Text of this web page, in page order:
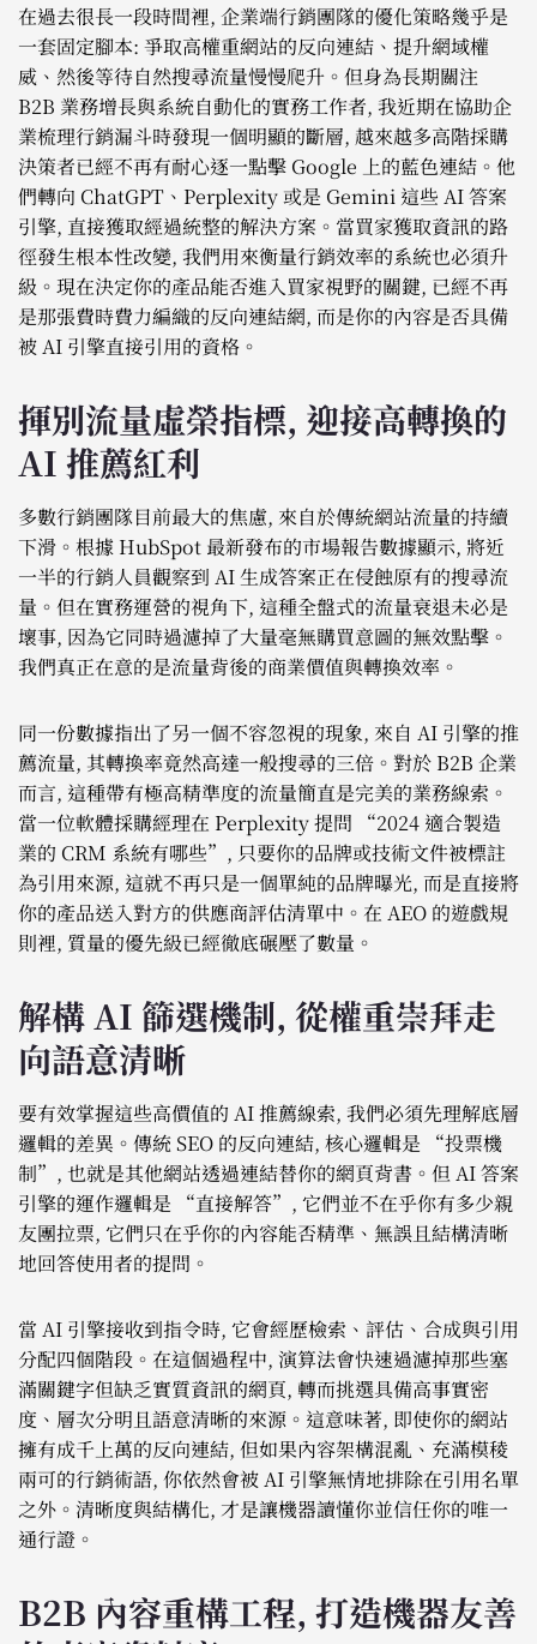
在過去很長一段時間裡, 企業端行銷團隊的優化策略幾乎是
一套固定腳本: 爭取高權重網站的反向連結、提升網域權
威、然後等待自然搜尋流量慢慢爬升。但身為長期關注
B2B 業務增長與系統自動化的實務工作者, 我近期在協助企
業梳理行銷漏斗時發現一個明顯的斷層, 越來越多高階採購
決策者已經不再有耐心逐一點擊 Google 上的藍色連結。他
們轉向 ChatGPT、Perplexity 或是 Gemini 這些 AI 答案
引擎, 直接獲取經過統整的解決方案。當買家獲取資訊的路
徑發生根本性改變, 我們用來衡量行銷效率的系統也必須升
級。現在決定你的產品能否進入買家視野的關鍵, 已經不再
是那張費時費力編織的反向連結網, 而是你的內容是否具備
被 AI 引擎直接引用的資格。
揮別流量虛榮指標, 迎接高轉換的
AI 推薦紅利
多數行銷團隊目前最大的焦慮, 來自於傳統網站流量的持續
下滑。根據 HubSpot 最新發布的市場報告數據顯示, 將近
一半的行銷人員觀察到 AI 生成答案正在侵蝕原有的搜尋流
量。但在實務運營的視角下, 這種全盤式的流量衰退未必是
壞事, 因為它同時過濾掉了大量毫無購買意圖的無效點擊。
我們真正在意的是流量背後的商業價值與轉換效率。
同一份數據指出了另一個不容忽視的現象, 來自 AI 引擎的推
薦流量, 其轉換率竟然高達一般搜尋的三倍。對於 B2B 企業
而言, 這種帶有極高精準度的流量簡直是完美的業務線索。
當一位軟體採購經理在 Perplexity 提問 “2024 適合製造
業的 CRM 系統有哪些”, 只要你的品牌或技術文件被標註
為引用來源, 這就不再只是一個單純的品牌曝光, 而是直接將
你的產品送入對方的供應商評估清單中。在 AEO 的遊戲規
則裡, 質量的優先級已經徹底碾壓了數量。
解構 AI 篩選機制, 從權重崇拜走
向語意清晰
要有效掌握這些高價值的 AI 推薦線索, 我們必須先理解底層
邏輯的差異。傳統 SEO 的反向連結, 核心邏輯是 “投票機
制”, 也就是其他網站透過連結替你的網頁背書。但 AI 答案
引擎的運作邏輯是 “直接解答”, 它們並不在乎你有多少親
友團拉票, 它們只在乎你的內容能否精準、無誤且結構清晰
地回答使用者的提問。
當 AI 引擎接收到指令時, 它會經歷檢索、評估、合成與引用
分配四個階段。在這個過程中, 演算法會快速過濾掉那些塞
滿關鍵字但缺乏實質資訊的網頁, 轉而挑選具備高事實密
度、層次分明且語意清晰的來源。這意味著, 即使你的網站
擁有成千上萬的反向連結, 但如果內容架構混亂、充滿模稜
兩可的行銷術語, 你依然會被 AI 引擎無情地排除在引用名單
之外。清晰度與結構化, 才是讓機器讀懂你並信任你的唯一
通行證。
B2B 內容重構工程, 打造機器友善